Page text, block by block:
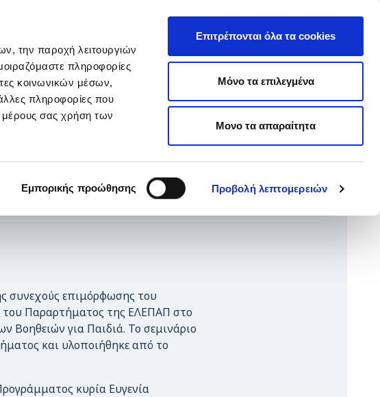
την παροχή λειτουργιών
πληροφορίες
κοινωνικών μέσων,
πληροφορίες που
μέρους σας χρήση των
Εμπορικής προώθησης Προβολή λεπτομερειών
Επιτρέπονται όλα τα cookies
Μόνο τα επιλεγμένα
Μονο τα απαραίτητα
ΥΙΟΘΕΣΙΑ ΚΑΝΕ ΔΩΡΕΑ
Βόλου
συνεχούς επιμόρφωσης του
του Παραρτήματος της ΕΛΕΠΑΠ στο
Βοηθειών για Παιδιά. Το σεμινάριο
και υλοποιήθηκε από το
κυρία Ευγενία
EΛ